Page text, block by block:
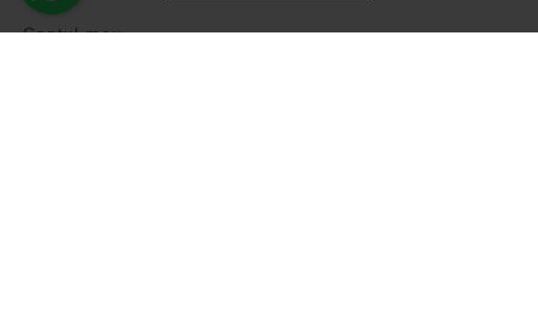
Contul meu